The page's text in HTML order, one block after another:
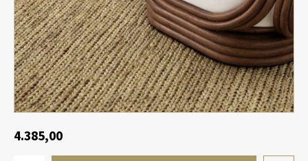
Tafel lampen draadloos
Plantenbakken
Schalen & Servies
Dozen & Juwelenboxen
Geurstokjes
4.385,00